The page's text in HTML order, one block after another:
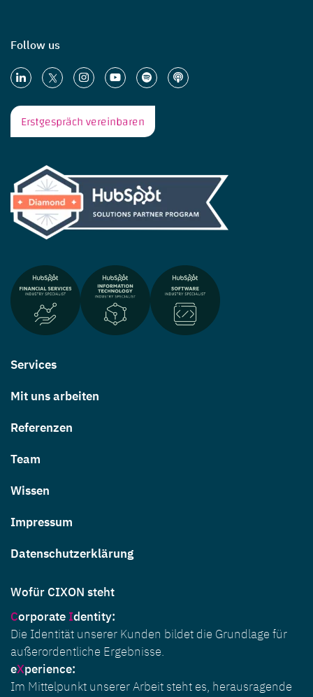
Follow us
Erstgespräch vereinbaren
Services
Mit uns arbeiten
Referenzen
Team
Wissen
Impressum
Datenschutzerklärung
Wofür CIXON steht
Corporate Identity:
Die Identität unserer Kunden bildet die Grundlage für
außerordentliche Ergebnisse.
eXperience:
Im Mittelpunkt unserer Arbeit steht es, herausragende